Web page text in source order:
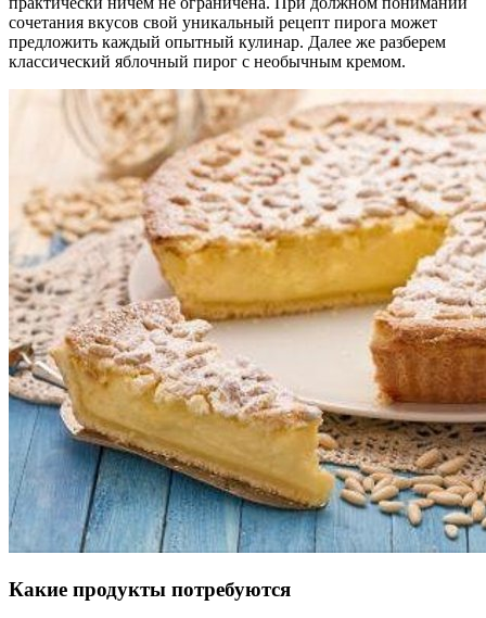
сочетания вкусов свой уникальный рецепт пирога может
предложить каждый опытный кулинар. Далее же разберем
классический яблочный пирог с необычным кремом.
Какие продукты потребуются